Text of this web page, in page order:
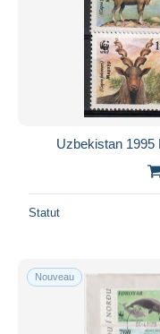
Uzbekistan 1995
Statut
Nouveau